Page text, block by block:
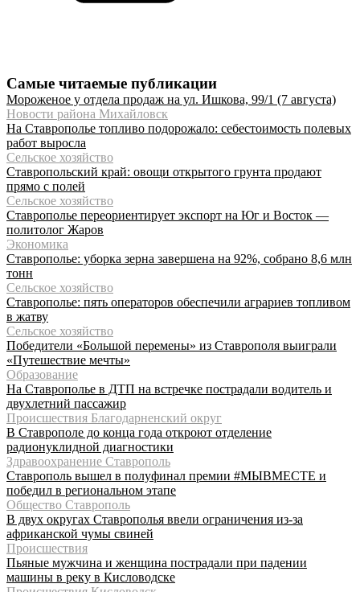
Самые читаемые публикации
Мороженое у отдела продаж на ул. Ишкова, 99/1 (7 августа)
Новости района Михайловск
На Ставрополье топливо подорожало: себестоимость полевых
работ выросла
Сельское хозяйство
Ставропольский край: овощи открытого грунта продают
прямо с полей
Сельское хозяйство
Ставрополье переориентирует экспорт на Юг и Восток —
политолог Жаров
Экономика
Ставрополье: уборка зерна завершена на 92%, собрано 8,6 млн
тонн
Сельское хозяйство
Ставрополье: пять операторов обеспечили аграриев топливом
в жатву
Сельское хозяйство
Победители «Большой перемены» из Ставрополя выиграли
«Путешествие мечты»
Образование
На Ставрополье в ДТП на встречке пострадали водитель и
двухлетний пассажир
Происшествия Благодарненский округ
В Ставрополе до конца года откроют отделение
радионуклидной диагностики
Здравоохранение Ставрополь
Ставрополь вышел в полуфинал премии #МЫВМЕСТЕ и
победил в региональном этапе
Общество Ставрополь
В двух округах Ставрополья ввели ограничения из-за
африканской чумы свиней
Происшествия
Пьяные мужчина и женщина пострадали при падении
машины в реку в Кисловодске